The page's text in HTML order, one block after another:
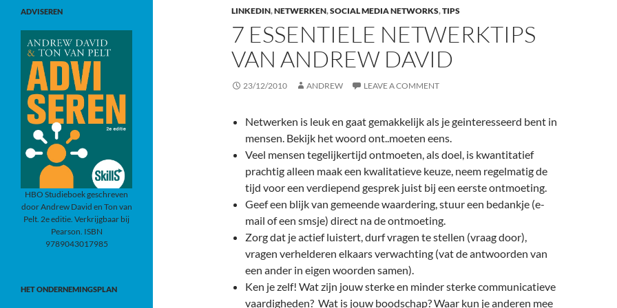
LINKEDIN,NETWERKEN,SOCIAL MEDIA NETWORKS,TIPS
7 ESSENTIELE NETWERKTIPS
VAN ANDREW DAVID
23/12/2010 ANDREW LEAVE A COMMENT
Netwerken is leuk en gaat gemakkelijk als je geinteresseerd bent in
mensen. Bekijk het woord ont..moeten eens.
Veel mensen tegelijkertijd ontmoeten, als doel, is kwantitatief
prachtig alleen maak een kwalitatieve keuze, neem regelmatig de
tijd voor een verdiepend gesprek juist bij een eerste ontmoeting.
Geef een blijk van gemeende waardering, stuur een bedankje (e-
mail of een smsje) direct na de ontmoeting.
Zorg dat je actief luistert, durf vragen te stellen (vraag door),
vragen verhelderen elkaars verwachting (vat de antwoorden van
een ander in eigen woorden samen).
Ken je zelf! Wat zijn jouw sterke en minder sterke communicatieve
vaardigheden? Wat is jouw boodschap? Waar kun je anderen mee
ADVISEREN
HBO Studieboek geschreven
door Andrew David en Ton van
Pelt. 2e editie. Verkrijgbaar bij
Pearson. ISBN
9789043017985
HET ONDERNEMINGSPLAN